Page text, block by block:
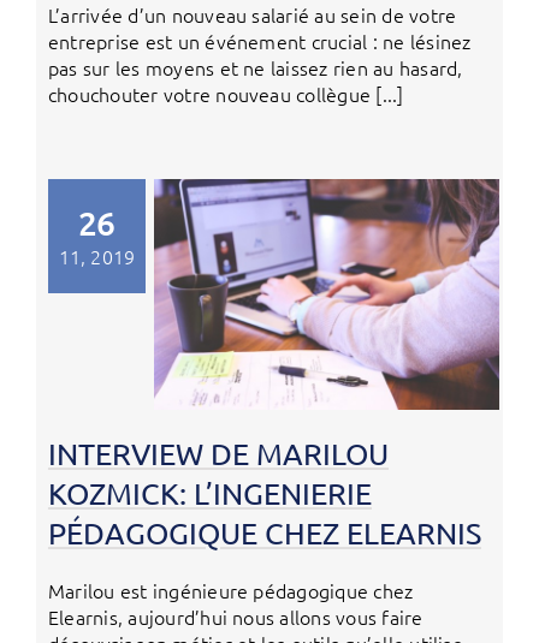
L’arrivée d’un nouveau salarié au sein de votre
entreprise est un événement crucial : ne lésinez
pas sur les moyens et ne laissez rien au hasard,
chouchouter votre nouveau collègue [...]
26
11, 2019
INTERVIEW DE MARILOU
KOZMICK: L’INGENIERIE
PÉDAGOGIQUE CHEZ ELEARNIS
Marilou est ingénieure pédagogique chez
Elearnis, aujourd’hui nous allons vous faire